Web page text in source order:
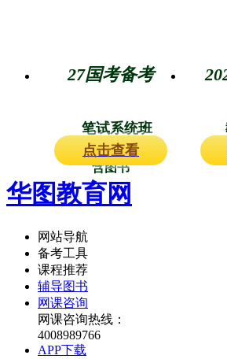
27国考备考
笔试系统班
含图书
点击查看
华图教育网
网站导航
备考工具
课程推荐
辅导图书
网课咨询
网课咨询热线：
4008989766
APP下载